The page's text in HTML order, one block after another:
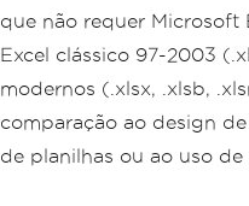
que não requer Microsoft
Excel clássico 97-2003
modernos (.xlsx, .xlsb,
comparação ao design
de planilhas ou ao uso